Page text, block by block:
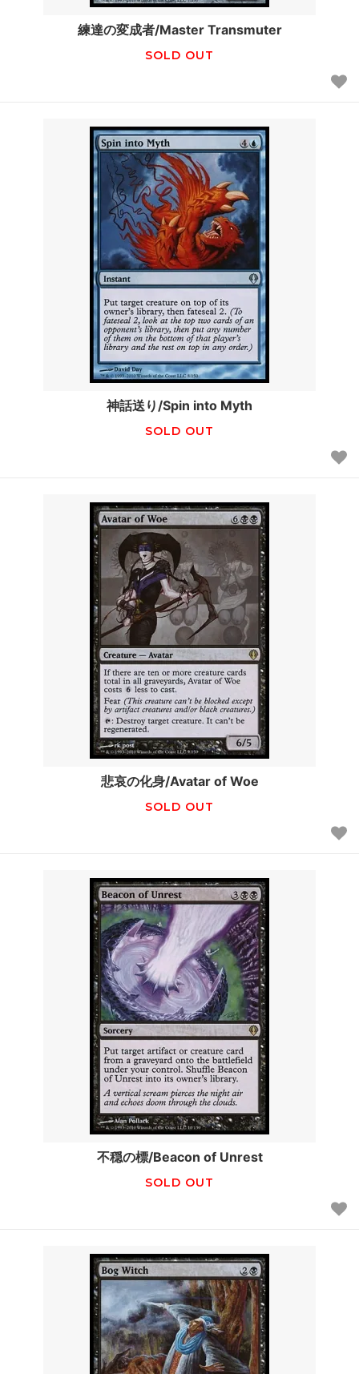
練達の変成者/Master Transmuter
SOLD OUT
神話送り/Spin into Myth
SOLD OUT
悲哀の化身/Avatar of Woe
SOLD OUT
不穏の標/Beacon of Unrest
SOLD OUT